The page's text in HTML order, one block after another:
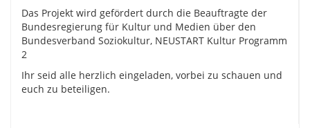
Das Projekt wird gefördert durch die Beauftragte der
Bundesregierung für Kultur und Medien über den
Bundesverband Soziokultur, NEUSTART Kultur Programm
2
Ihr seid alle herzlich eingeladen, vorbei zu schauen und
euch zu beteiligen.